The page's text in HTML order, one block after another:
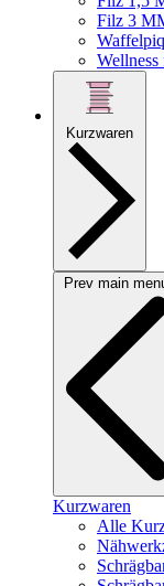
Filz 3
Wellness
Kurzwaren
Prev main
Kurzwaren
Alle